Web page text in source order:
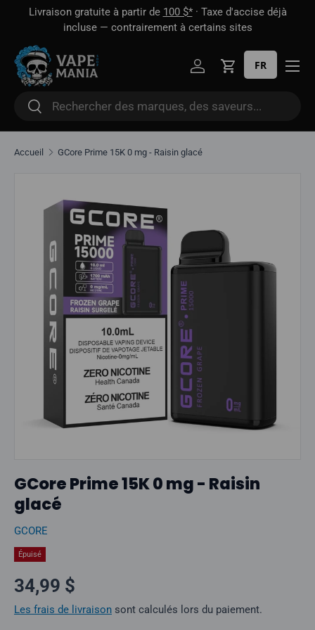
Aller directement au contenu
Livraison gratuite à partir de 100 $*· Taxe d'accise déjà
incluse — contrairement à certains sites
Rechercher
Rechercher
Se connecter
Panier
FR
Accueil GCore Prime 15K 0 mg - Raisin glacé
Aller directement aux informations sur le produit
GCore Prime 15K 0 mg - Raisin
glacé
GCORE
Épuisé
Prix normal
34,99 $
Les frais de livraison sont calculés lors du paiement.